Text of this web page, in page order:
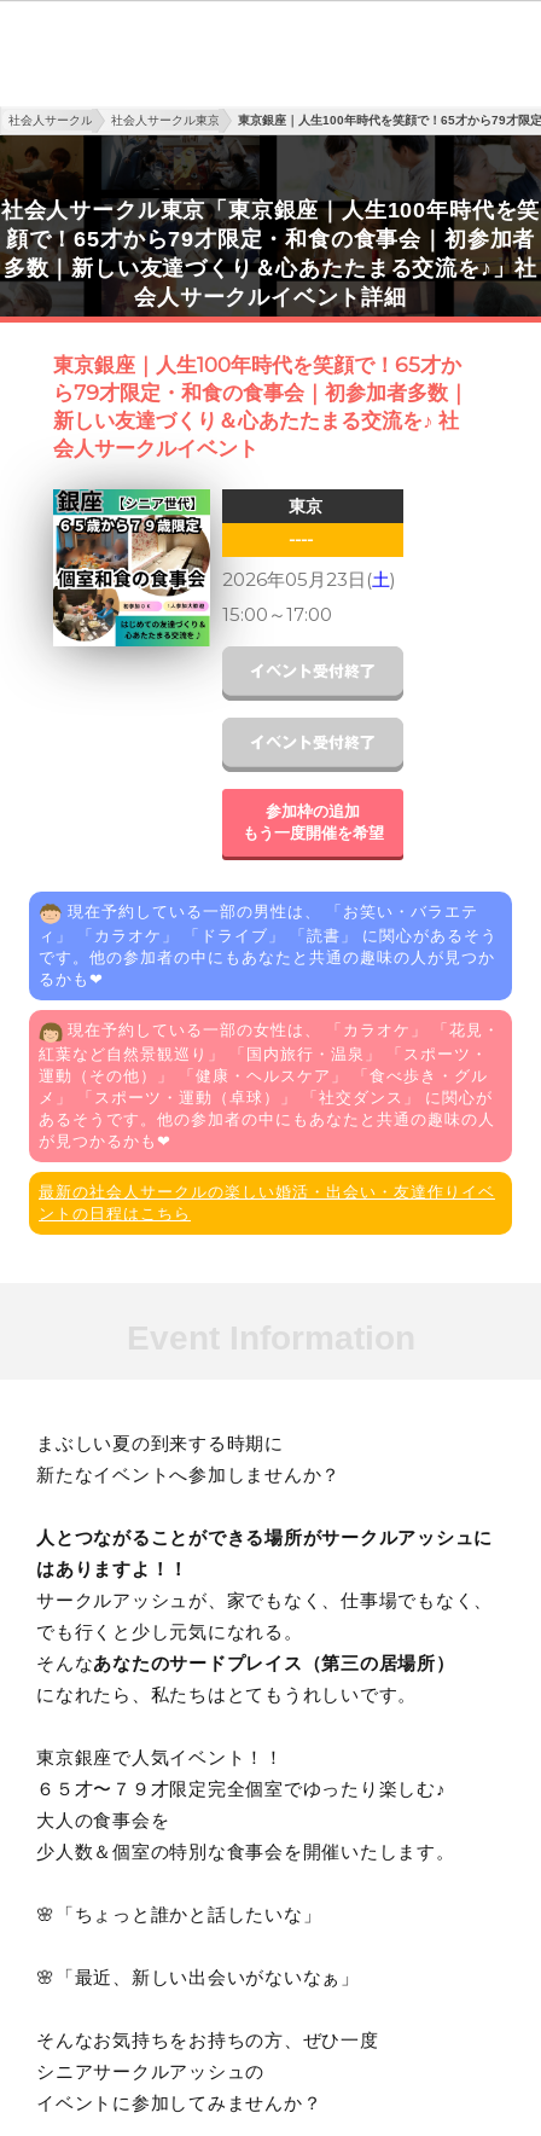
社会人サークル 社会人サークル東京 東京銀座｜人生100年時代を笑顔で！65才から79才限
社会人サークル東京「東京銀座｜人生100年時代を笑
顔で！65才から79才限定・和食の食事会｜初参加者
多数｜新しい友達づくり＆心あたたまる交流を♪」社
会人サークルイベント詳細
東京銀座｜人生100年時代を笑顔で！65才か
ら79才限定・和食の食事会｜初参加者多数｜
新しい友達づくり＆心あたたまる交流を♪ 社
会人サークルイベント
東京
----
2026年05月23日(土)
15:00 ～17:00
参加枠の追加
もう一度開催を希望
現在予約している一部の男性は、 「 お笑い・バラエテ
ィ 」 「 カラオケ 」 「 ドライブ 」 「読書 」 に関心があるそう
です。他の参加者の中にもあなたと共通の趣味の人が見つか
るかも❤
現在予約している一部の女性は、 「 カラオケ 」 「 花見・
紅葉など自然景観巡り 」 「国内旅行・温泉 」 「スポーツ・
運動（その他）
」 「健康・ヘルスケア 」 「食べ歩き・グル
メ 」 「スポーツ・運動（卓球） 」 「社交ダンス 」 に関心が
あるそうです。他の参加者の中にもあなたと共通の趣味の人
が見つかるかも❤
最新の社会人サークルの楽しい婚活・出会い・友達作りイベ
ントの日程はこちら
まぶしい夏の到来する時期に
新たなイベントへ参加しませんか？
人とつながることができる場所がサークルアッシュに
はありますよ！！
サークルアッシュが、家でもなく、仕事場でもなく、
でも行くと少し元気になれる。
そんなあなたのサードプレイス（第三の居場所）
になれたら、私たちはとてもうれしいです。
東京銀座で人気イベント！！
６５才〜７９才限定完全個室でゆったり楽しむ♪
大人の食事会を
少人数＆個室の特別な食事会を開催いたします。
🌸「ちょっと誰かと話したいな」
🌸「最近、新しい出会いがないなぁ」
そんなお気持ちをお持ちの方、ぜひ一度
シニアサークルアッシュの
イベントに参加してみませんか？